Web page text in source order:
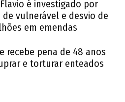
é investigado por
vulnerável e desvio de
em emendas
recebe pena de 48 anos
e torturar enteados